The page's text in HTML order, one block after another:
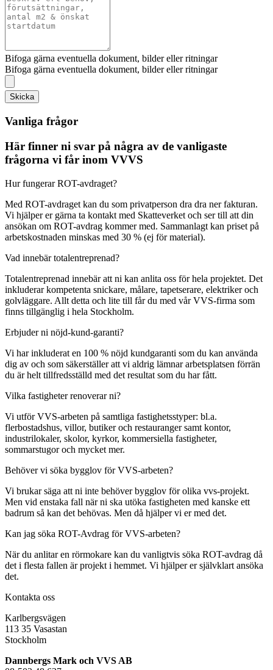
Bifoga gärna eventuella dokument, bilder eller ritningar
Bifoga gärna eventuella dokument, bilder eller ritningar
Skicka
Vanliga frågor
Här finner ni svar på några av de vanligaste
frågorna vi får inom VVVS
Hur fungerar ROT-avdraget?
Med ROT-avdraget kan du som privatperson dra dra ner fakturan.
Vi hjälper er gärna ta kontakt med Skatteverket och ser till att din
ansökan om ROT-avdrag kommer med. Sammanlagt kan priset på
arbetskostnaden minskas med 30 % (ej för material).
Vad innebär totalentreprenad?
Totalentreprenad innebär att ni kan anlita oss för hela projektet. Det
inkluderar kompetenta snickare, målare, tapetserare, elektriker och
golvläggare. Allt detta och lite till får du med vår VVS-firma som
finns tillgänglig i hela Stockholm.
Erbjuder ni nöjd-kund-garanti?
Vi har inkluderat en 100 % nöjd kundgaranti som du kan använda
dig av och som säkerställer att vi aldrig lämnar arbetsplatsen förrän
du är helt tillfredsställd med det resultat som du har fått.
Vilka fastigheter renoverar ni?
Vi utför VVS-arbeten på samtliga fastighetsstyper: bl.a.
flerbostadshus, villor, butiker och restauranger samt kontor,
industrilokaler, skolor, kyrkor, kommersiella fastigheter,
sommarstugor och mycket mer.
Behöver vi söka bygglov för VVS-arbeten?
Vi brukar säga att ni inte behöver bygglov för olika vvs-projekt.
Men vid enstaka fall när ni ska utöka fastigheten med kanske ett
badrum så kan det behövas. Men då hjälper vi er med det.
Kan jag söka ROT-Avdrag för VVS-arbeten?
När du anlitar en rörmokare kan du vanligtvis söka ROT-avdrag då
det i flesta fallen är projekt i hemmet. Vi hjälper er självklart ansöka
det.
Kontakta oss
Karlbergsvägen
113 35 Vasastan
Stockholm
Dannbergs Mark och VVS AB